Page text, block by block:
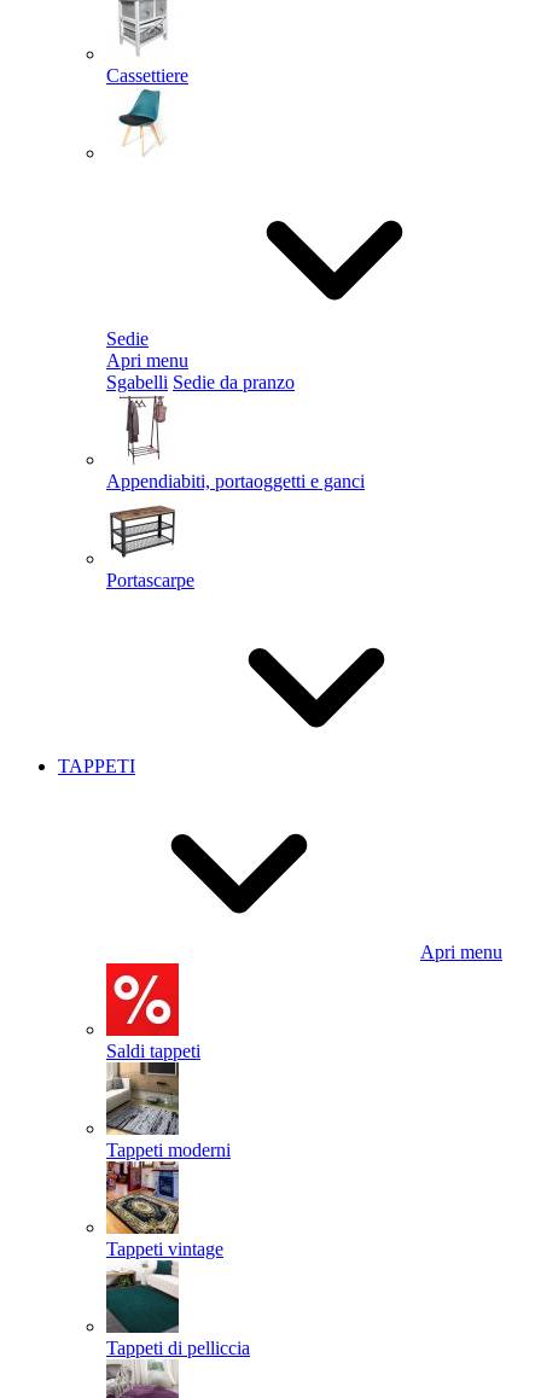
Cassettiere
Sedie
Apri menu
Sgabelli Sedie da pranzo
Appendiabiti, portaoggetti e ganci
Portascarpe
TAPPETI
Apri menu
Saldi tappeti
Tappeti moderni
Tappeti vintage
Tappeti di pelliccia